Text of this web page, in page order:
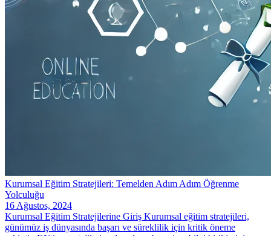
Kurumsal Eğitim Stratejileri: Temelden Adım Adım Öğrenme
Yolculuğu
16 Ağustos, 2024
Kurumsal Eğitim Stratejilerine Giriş Kurumsal eğitim stratejileri,
günümüz iş dünyasında başarı ve süreklilik için kritik öneme